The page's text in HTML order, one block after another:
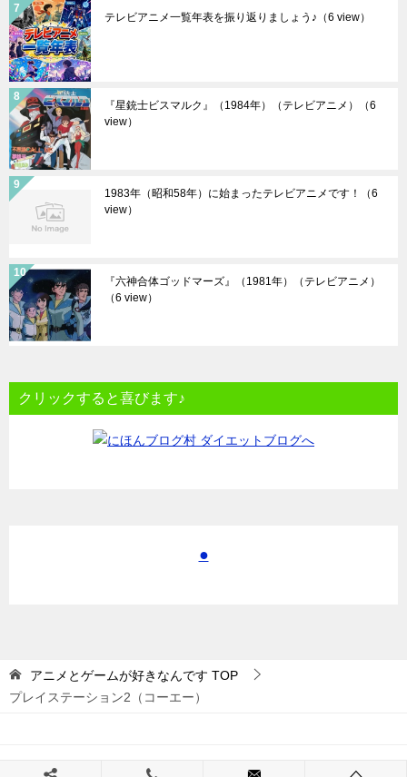
テレビアニメ一覧年表を振り返りましょう♪ （6 view）
『星銃士ビスマルク』（1984年）（テレビアニメ）
（6
view）
1983年（昭和58年）に始まったテレビアニメです！
（6
view）
『六神合体ゴッドマーズ』（1981年）（テレビアニメ）
（6 view）
クリックすると喜びます♪
●
アニメとゲームが好きなんです TOP
プレイステーション2（コーエー）
© 2017 アニメとゲームが好きなんです